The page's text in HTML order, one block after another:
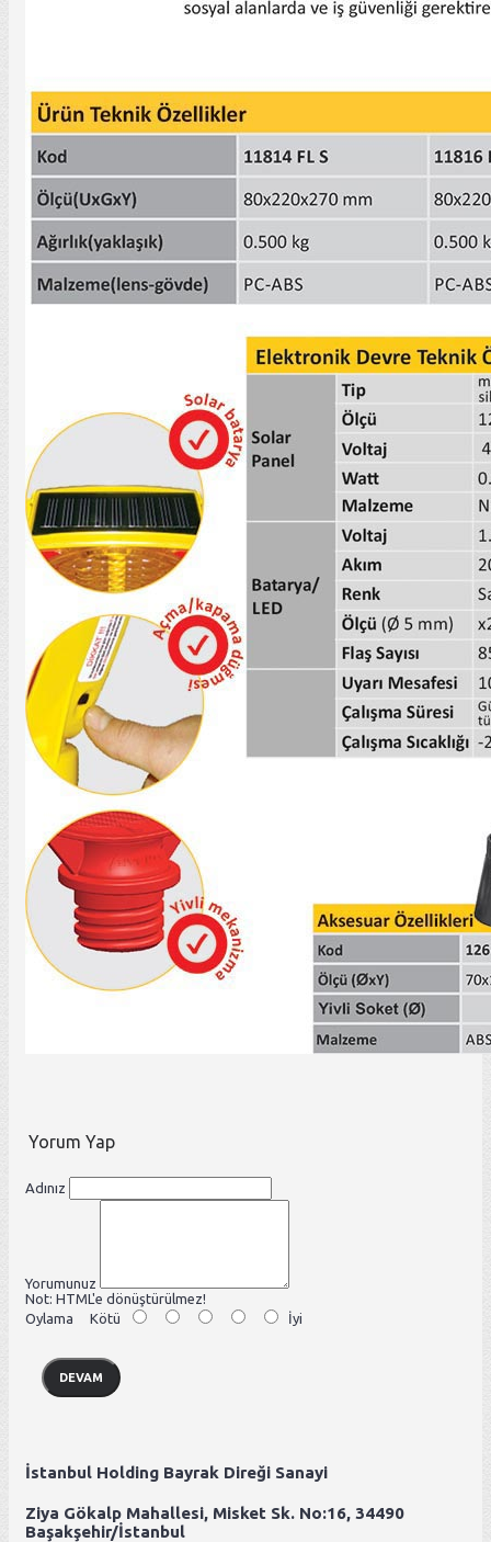
Yorum Yap
Adınız
Yorumunuz
Not: HTML'e dönüştürülmez!
Oylama Kötü İyi
DEVAM
İstanbul Holding Bayrak Direği Sanayi
Ziya Gökalp Mahallesi, Misket Sk. No:16, 34490
Başakşehir/İstanbul